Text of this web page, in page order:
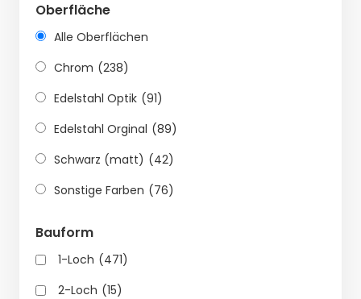
Oberfläche
Alle Oberflächen
Chrom (238)
Edelstahl Optik (91)
Edelstahl Orginal (89)
Schwarz (matt) (42)
Sonstige Farben (76)
Bauform
1-Loch (471)
2-Loch (15)